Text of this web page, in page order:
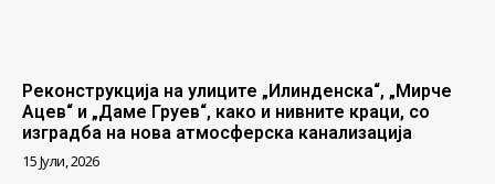
Реконструкција на улиците „Илинденска“, „Мирче
Ацев“ и „Даме Груев“, како и нивните краци, со
изградба на нова атмосферска канализација
15 Јули, 2026